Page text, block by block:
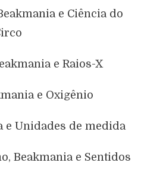
e Ciência do
e Raios-X
e Oxigênio
e Unidades de medida
Beakmania e Sentidos